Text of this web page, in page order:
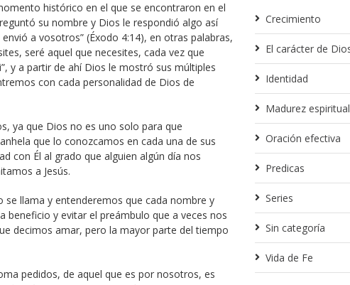
histórico en el que se encontraron en el
su nombre y Dios le respondió algo así
envió a vosotros” (Éxodo 4:14), en otras palabras,
seré aquel que necesites, cada vez que
y a partir de ahí Dios le mostró sus múltiples
con cada personalidad de Dios de
ya que Dios no es uno solo para que
que lo conozcamos en cada una de sus
con Él al grado que alguien algún día nos
a Jesús.
se llama y entenderemos que cada nombre y
beneficio y evitar el preámbulo que a veces nos
decimos amar, pero la mayor parte del tiempo
pedidos, de aquel que es por nosotros, es
Crecimiento
El carácter de
Identidad
Madurez espiritual
Oración efectiva
Predicas
Series
Sin categoría
Vida de Fe